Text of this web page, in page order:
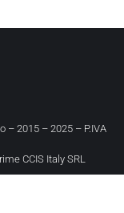
– 2015 – 2025 – P.IVA
CCIS Italy SRL